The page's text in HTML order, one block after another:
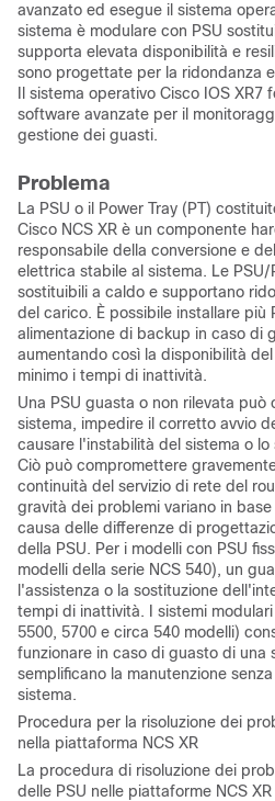
avanzato ed esegue il sistema
sistema è modulare con PSU
supporta elevata disponibilità e
sono progettate per la ridondanza
Il sistema operativo Cisco IOS XR7
software avanzate per il
gestione dei guasti.
Problema
La PSU o il Power Tray (PT)
Cisco NCS XR è un componente
responsabile della conversione e
elettrica stabile al sistema. Le PSU/
sostituibili a caldo e supportano
del carico. È possibile installare più
alimentazione di backup in caso di
aumentando così la disponibilità
minimo i tempi di inattività.
Una PSU guasta o non rilevata può
sistema, impedire il corretto avvio
causare l'instabilità del sistema o
Ciò può compromettere
continuità del servizio di rete del
gravità dei problemi variano in
causa delle differenze di
della PSU. Per i modelli con PSU
modelli della serie NCS 540), un
l'assistenza o la sostituzione
tempi di inattività. I sistemi
5500, 5700 e circa 540 modelli)
funzionare in caso di guasto di una
semplificano la manutenzione
sistema.
Procedura per la risoluzione dei
nella piattaforma NCS XR
La procedura di risoluzione dei
delle PSU nelle piattaforme NCS